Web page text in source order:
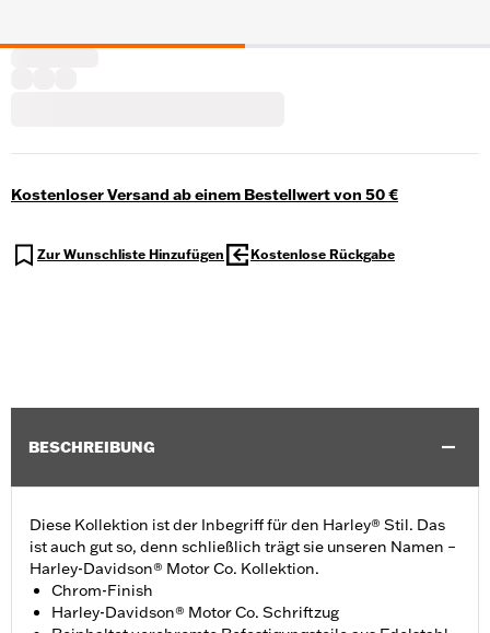
Kostenloser Versand ab einem Bestellwert von 50 €
Zur Wunschliste Hinzufügen Kostenlose Rückgabe
BESCHREIBUNG
Diese Kollektion ist der Inbegriff für den Harley® Stil. Das
ist auch gut so, denn schließlich trägt sie unseren Namen –
Harley-Davidson® Motor Co. Kollektion.
Chrom-Finish
Harley-Davidson® Motor Co. Schriftzug